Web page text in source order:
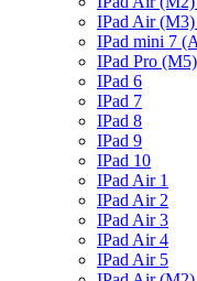
IPad Air (M3)
IPad mini 7
IPad Pro (M5)
IPad 6
IPad 7
IPad 8
IPad 9
IPad 10
IPad Air 1
IPad Air 2
IPad Air 3
IPad Air 4
IPad Air 5